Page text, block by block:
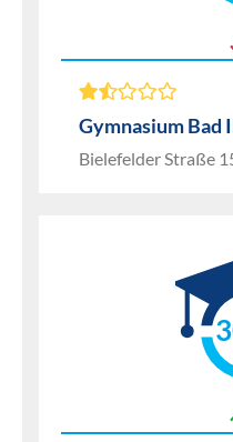
Gymnasium Bad
Bielefelder Straße